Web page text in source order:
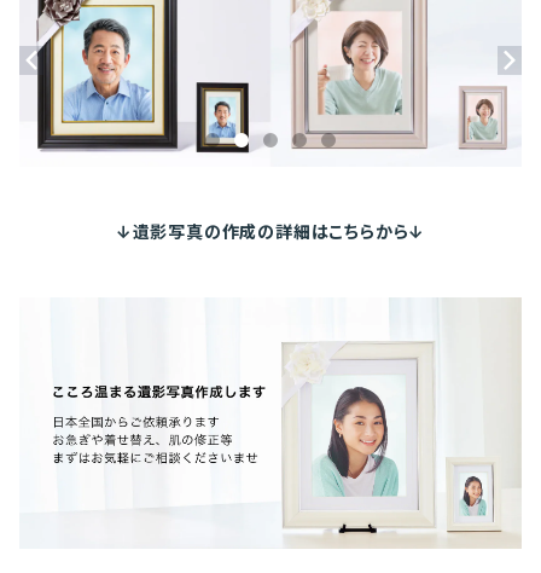
↓遺影写真の作成の詳細はこちらから↓